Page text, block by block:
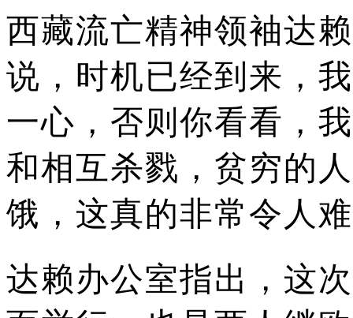
西藏流亡精神领袖达
说，时机已经到来，
一心，否则你看看，
和相互杀戮，贫穷的
饿，这真的非常令人
达赖办公室指出，这